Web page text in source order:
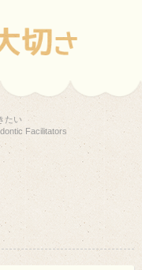
たい
Facilitators